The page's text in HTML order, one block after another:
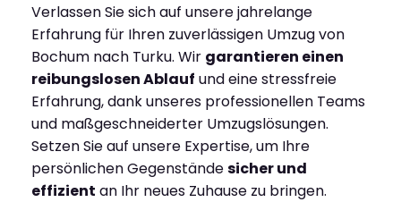
Verlassen Sie sich auf unsere jahrelange
Erfahrung für Ihren zuverlässigen Umzug von
Bochum nach Turku. Wir garantieren einen
reibungslosen Ablauf und eine stressfreie
Erfahrung, dank unseres professionellen Teams
und maßgeschneiderter Umzugslösungen.
Setzen Sie auf unsere Expertise, um Ihre
persönlichen Gegenständesicher und
effizient an Ihr neues Zuhause zu bringen.